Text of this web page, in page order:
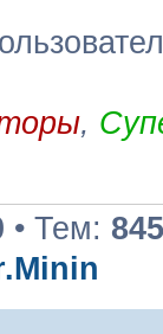
,
• Тем: 845